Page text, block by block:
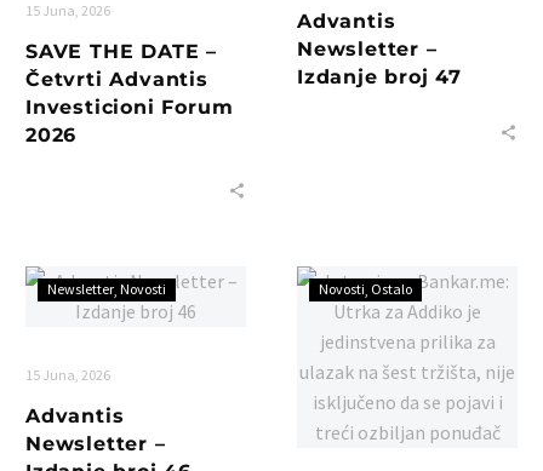
15 Juna, 2026
SAVE THE DATE –
Četvrti Advantis
Investicioni Forum
2026
Advantis
Newsletter –
Izdanje broj 47
Newsletter Novosti
15 Juna, 2026
Advantis
Newsletter –
Novosti Ostalo